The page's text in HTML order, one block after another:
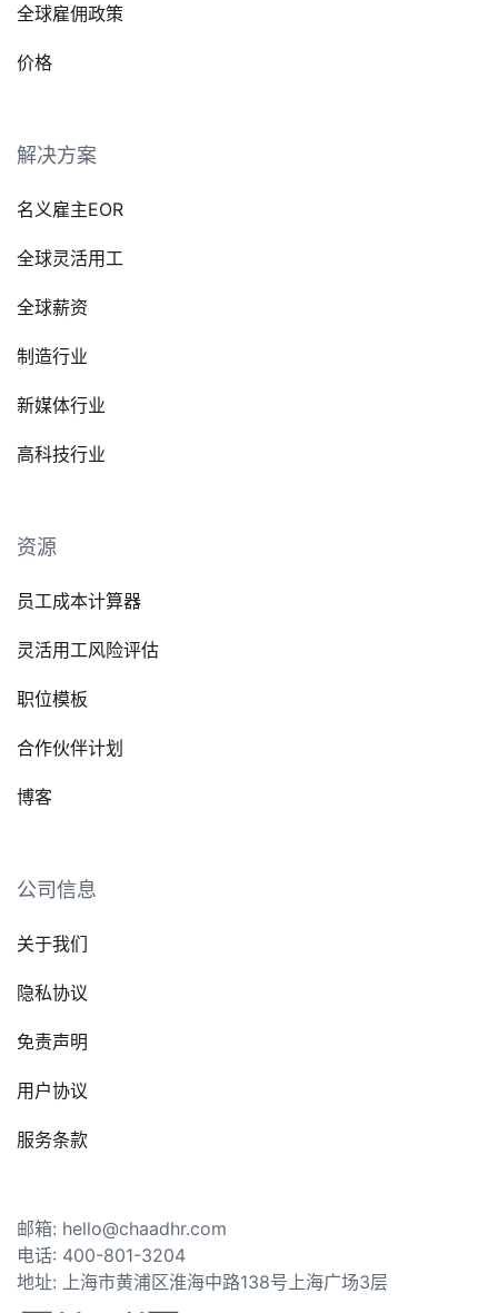
全球雇佣政策
价格
解决方案
名义雇主EOR
全球灵活用工
全球薪资
制造行业
新媒体行业
高科技行业
资源
员工成本计算器
灵活用工风险评估
职位模板
合作伙伴计划
博客
公司信息
关于我们
隐私协议
免责声明
用户协议
服务条款
邮箱: hello@chaadhr.com
电话: 400-801-3204
地址: 上海市黄浦区淮海中路138号上海广场3层